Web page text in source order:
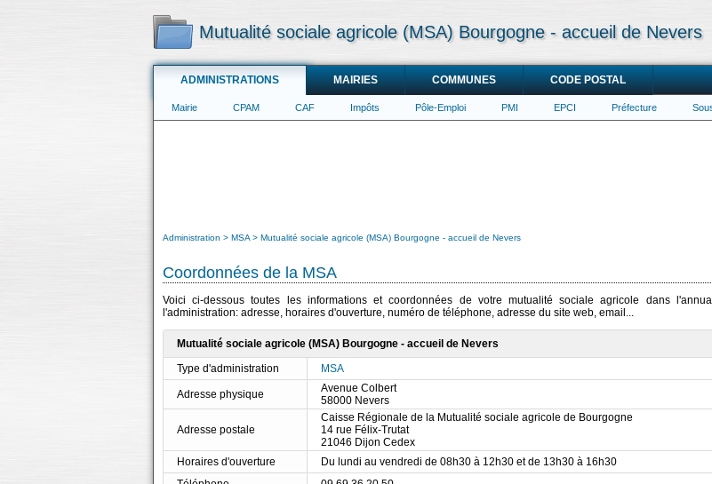
Mutualité sociale agricole (MSA) Bourgogne - accueil de Nevers
ADMINISTRATIONS MAIRIES COMMUNES CODE POSTAL
Mairie CPAM CAF Impôts Pôle-Emploi PMI EPCI Préfecture
Administration MSA Mutualité sociale agricole (MSA) Bourgogne - accueil de Nevers
Coordonnées de la MSA
Voici ci-dessous toutes les informations et coordonnées de votre mutualité sociale agricole dans
l'administration: adresse, horaires d'ouverture, numéro de téléphone, adresse du site web, email...
Mutualité sociale agricole (MSA) Bourgogne - accueil de Nevers
Type d'administration
MSA
Adresse physique
Avenue Colbert
58000 Nevers
Adresse postale
Caisse Régionale de la Mutualité sociale agricole de Bourgogne
14 rue Félix-Trutat
21046 Dijon Cedex
Horaires d'ouverture
Du lundi au vendredi de 08h30 à 12h30 et de 13h30 à 16h30